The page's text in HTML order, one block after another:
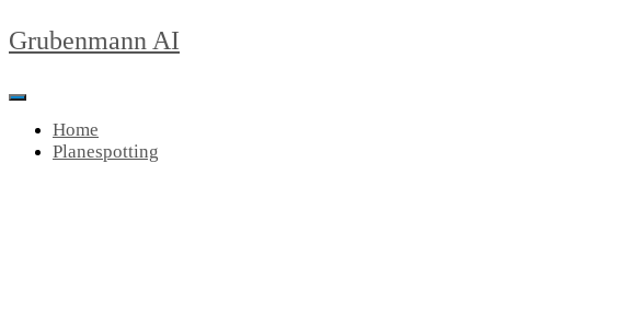
Grubenmann AI
Toggle Navigation
Home
Planespotting